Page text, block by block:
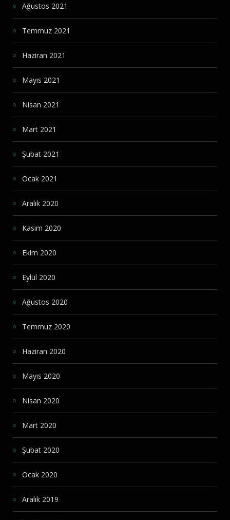
Ağustos 2021
Temmuz 2021
Haziran 2021
Mayıs 2021
Nisan 2021
Mart 2021
Şubat 2021
Ocak 2021
Aralık 2020
Kasım 2020
Ekim 2020
Eylül 2020
Ağustos 2020
Temmuz 2020
Haziran 2020
Mayıs 2020
Nisan 2020
Mart 2020
Şubat 2020
Ocak 2020
Aralık 2019